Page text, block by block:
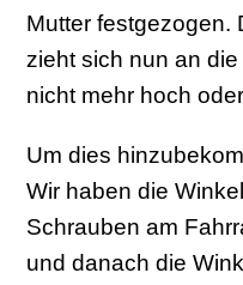
Mutter festgezogen.
zieht sich nun an
nicht mehr hoch
Um dies
Wir haben die
Schrauben am
und danach die